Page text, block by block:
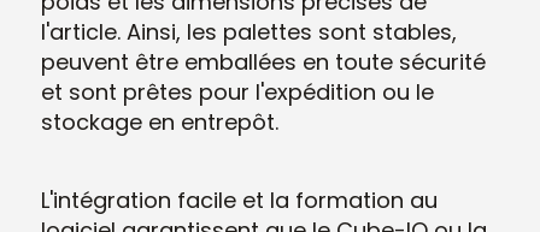
l'article. Ainsi, les palettes sont stables,
peuvent être emballées en toute sécurité
et sont prêtes pour l'expédition ou le
stockage en entrepôt.
L'intégration facile et la formation au